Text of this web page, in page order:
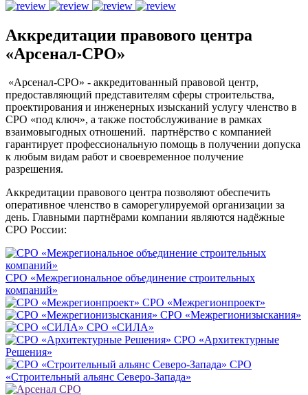
Аккредитации правового центра
«Арсенал-СРО»
«Арсенал-СРО» - аккредитованный правовой центр,
предоставляющий представителям сферы строительства,
проектирования и инженерных изысканий услугу членство в
СРО «под ключ», а также постобслуживание в рамках
взаимовыгодных отношений. партнёрство с компанией
гарантирует профессиональную помощь в получении допуска
к любым видам работ и своевременное получение
разрешения.
Аккредитации правового центра позволяют обеспечить
оперативное членство в саморегулируемой организации за
день. Главными партнёрами компании являются надёжные
СРО России:
СРО «Межрегиональное объединение строительных
компаний»
СРО «Межрегионпроект»
СРО «Межрегионизыскания»
СРО «СИЛА»
СРО «Архитектурные
Решения»
СРО
«Строительный альянс Северо-Запада»